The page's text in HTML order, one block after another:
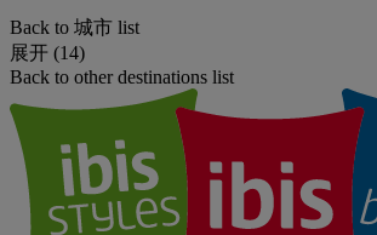
Back to 城市 list
展开 (14)
Back to other destinations list